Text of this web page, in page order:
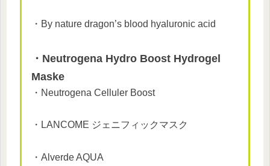
・By nature dragon’s blood hyaluronic acid
・ Neutrogena Hydro Boost Hydrogel
Maske
・Neutrogena Celluler Boost
・LANCOME ジェニフィックマスク
・Alverde AQUA